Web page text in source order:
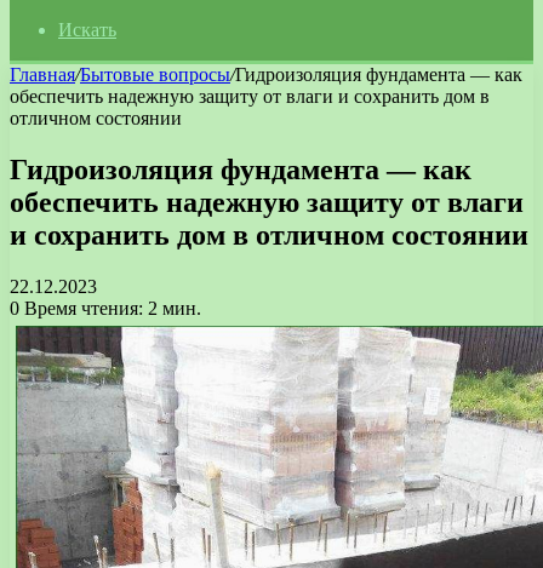
Искать
Главная/Бытовые вопросы/Гидроизоляция фундамента — как
обеспечить надежную защиту от влаги и сохранить дом в
отличном состоянии
Гидроизоляция фундамента — как
обеспечить надежную защиту от влаги
и сохранить дом в отличном состоянии
22.12.2023
0 Время чтения: 2 мин.